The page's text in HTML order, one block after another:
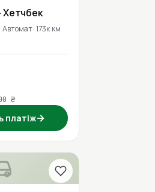
· Хетчбек
Автомат 173к км
₴
платіж→